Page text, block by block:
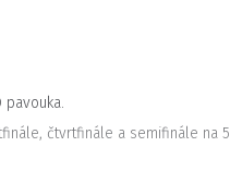
čtvrtfinále a semifinále na 5